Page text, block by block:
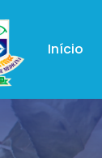
Início